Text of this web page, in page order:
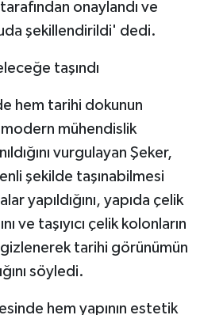
onaylandı ve
şekillendirildi' dedi.
taşındı
hem tarihi dokunun
mühendislik
vurgulayan Şeker,
şekilde taşınabilmesi
yapıldığını, yapıda çelik
ve taşıyıcı çelik kolonların
tarihi görünümün
söyledi.
hem yapının estetik